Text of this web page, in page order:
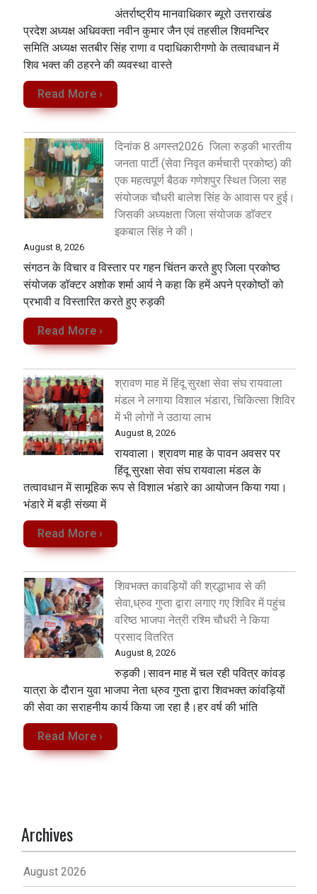
अंतर्राष्ट्रीय मानवाधिकार ब्यूरो उत्तराखंड
प्रदेश अध्यक्ष अधिवक्ता नवीन कुमार जैन एवं तहसील शिवमन्दिर
समिति अध्यक्ष सतबीर सिंह राणा व पदाधिकारीगणो के तत्वावधान में
शिव भक्त की ठहरने की व्यवस्था वास्ते
Read More ›
दिनांक 8 अगस्त2026 जिला रुड़की भारतीय
जनता पार्टी (सेवा निवृत कर्मचारी प्रकोष्ठ) की
एक महत्वपूर्ण बैठक गणेशपुर स्थित जिला सह
संयोजक चौधरी बालेश सिंह के आवास पर हुई।
जिसकी अध्यक्षता जिला संयोजक डॉक्टर
इकबाल सिंह ने की।
August 8, 2026
संगठन के विचार व विस्तार पर गहन चिंतन करते हुए जिला प्रकोष्ठ
संयोजक डॉक्टर अशोक शर्मा आर्य ने कहा कि हमें अपने प्रकोष्ठों को
प्रभावी व विस्तारित करते हुए रुड़की
Read More ›
श्रावण माह में हिंदू सुरक्षा सेवा संघ रायवाला
मंडल ने लगाया विशाल भंडारा, चिकित्सा शिविर
में भी लोगों ने उठाया लाभ
August 8, 2026
रायवाला। श्रावण माह के पावन अवसर पर
हिंदू सुरक्षा सेवा संघ रायवाला मंडल के
तत्वावधान में सामूहिक रूप से विशाल भंडारे का आयोजन किया गया।
भंडारे में बड़ी संख्या में
Read More ›
शिवभक्त कावड़ियों की श्रद्धाभाव से की
सेवा,ध्रुव गुप्ता द्वारा लगाए गए शिविर में पहुंच
वरिष्ठ भाजपा नेत्री रश्मि चौधरी ने किया
प्रसाद वितरित
August 8, 2026
रुड़की।सावन माह में चल रही पवित्र कांवड़
यात्रा के दौरान युवा भाजपा नेता ध्रुव गुप्ता द्वारा शिवभक्त कांवड़ियों
की सेवा का सराहनीय कार्य किया जा रहा है।हर वर्ष की भांति
Read More ›
Archives
August 2026